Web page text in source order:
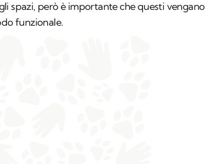
spazi, però è importante che questi vengano
funzionale.